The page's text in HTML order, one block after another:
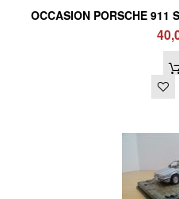
OCCASION PORSCHE